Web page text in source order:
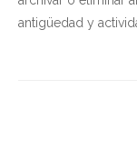
antigüedad y